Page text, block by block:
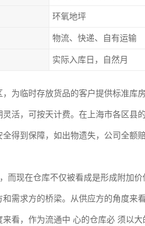
环氧地坪
物流、快递、自有运输
实际入库日，自然月
为临时存放货品的客户提供标准库
活，可按天计费。在上海市各区县
得到保障，如出物遗失，公司全额赔
而现在仓库不仅被看成是形成附加价
需求方的桥梁。从供应方的角度来
看，作为流通中 心的仓库必 须以